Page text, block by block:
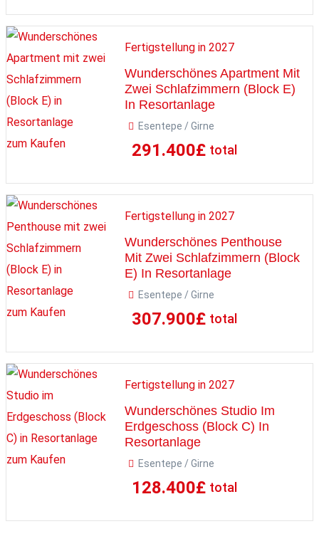
zum Kaufen
Fertigstellung in 2027
Wunderschönes Apartment Mit
Zwei Schlafzimmern (Block E)
In Resortanlage
Esentepe / Girne
291.400£ total
zum Kaufen
Fertigstellung in 2027
Wunderschönes Penthouse
Mit Zwei Schlafzimmern (Block
E) In Resortanlage
Esentepe / Girne
307.900£ total
zum Kaufen
Fertigstellung in 2027
Wunderschönes Studio Im
Erdgeschoss (Block C) In
Resortanlage
Esentepe / Girne
128.400£ total